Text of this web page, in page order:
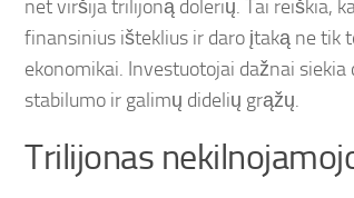
net viršija trilijoną dolerių. Tai reiškia,
finansinius išteklius ir daro įtaką ne tik
ekonomikai. Investuotojai dažnai
stabilumo ir galimų didelių grąžų.
Trilijonas